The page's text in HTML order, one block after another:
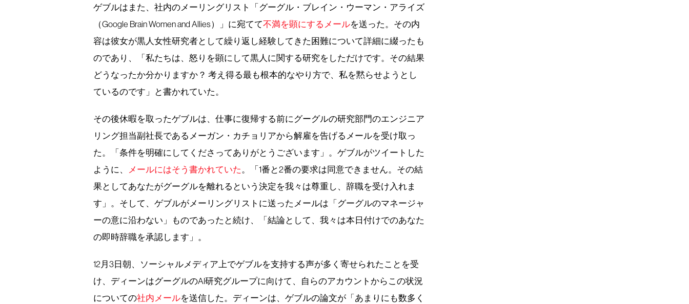
ゲブルはまた、社内のメーリングリスト「グーグル・ブレイン・ウーマン・アライズ
（Google Brain Women and Allies）」に宛てて不満を顕にするメールを送った。その内
容は彼女が黒人女性研究者として繰り返し経験してきた困難について詳細に綴ったも
のであり、「私たちは、怒りを顕にして黒人に関する研究をしただけです。その結果
どうなったか分かりますか？ 考え得る最も根本的なやり方で、私を黙らせようとし
ているのです」と書かれていた。
その後休暇を取ったゲブルは、仕事に復帰する前にグーグルの研究部門のエンジニア
リング担当副社長であるメーガン・カチョリアから解雇を告げるメールを受け取っ
た。「条件を明確にしてくださってありがとうございます」。ゲブルがツイートした
ように、
メールにはそう書かれていた。「1番と2番の要求は同意できません。その結
果としてあなたがグーグルを離れるという決定を我々は尊重し、辞職を受け入れま
す」。そして、ゲブルがメーリングリストに送ったメールは「グーグルのマネージャ
ーの意に沿わない」ものであったと続け、「結論として、我々は本日付けでのあなた
の即時辞職を承認します」。
12月3日朝、ソーシャルメディア上でゲブルを支持する声が多く寄せられたことを受
け、ディーンはグーグルのAI研究グループに向けて、自らのアカウントからこの状況
についての社内メールを送信した。ディーンは、ゲブルの論文が「あまりにも数多く